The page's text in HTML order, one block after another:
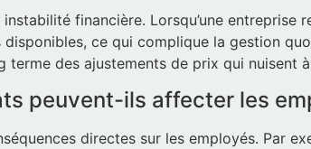
financière. Lorsqu’une
ce qui complique la gestion
des ajustements de prix qui nuisent
peuvent-ils affecter les
directes sur les employés. Par